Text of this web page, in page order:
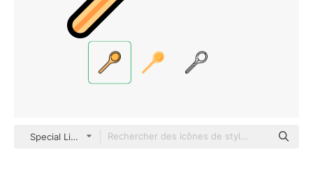
Special Lineal color